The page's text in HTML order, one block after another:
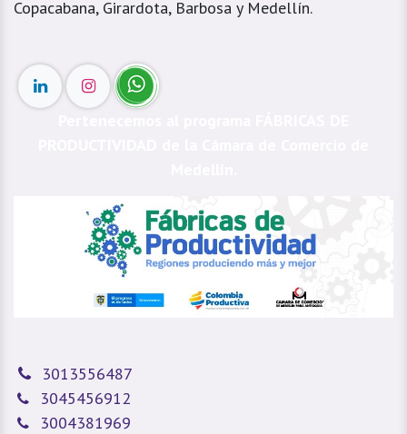
Copacabana, Girardota, Barbosa y Medellín.
3013556487
3045456912
3004381969